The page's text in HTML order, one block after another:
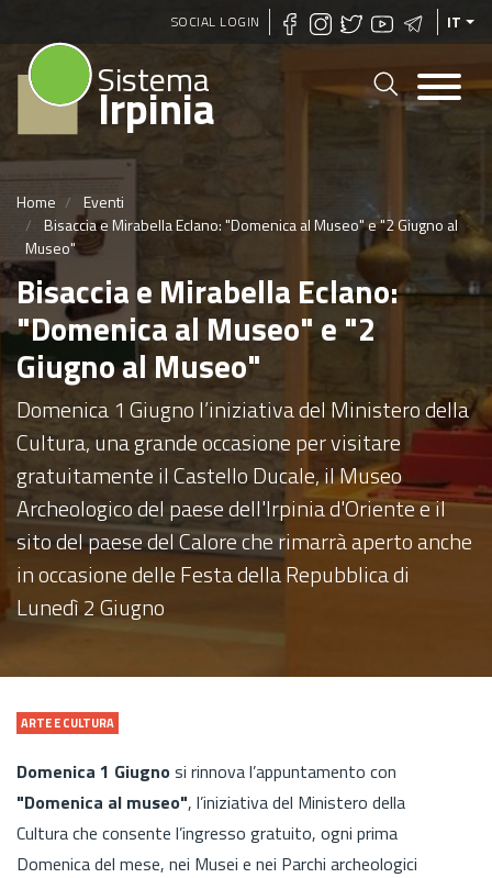
Salta
SOCIAL LOGIN IT
Sistema
Irpinia
Home
Eventi
Bisaccia e Mirabella Eclano: "Domenica al Museo" e "2 Giugno al
Museo"
Bisaccia e Mirabella Eclano:
"Domenica al Museo" e "2
Giugno al Museo"
Domenica 1 Giugno l’iniziativa del Ministero della
Cultura, una grande occasione per visitare
gratuitamente il Castello Ducale, il Museo
Archeologico del paese dell'Irpinia d'Oriente e il
sito del paese del Calore che rimarrà aperto anche
in occasione delle Festa della Repubblica di
Lunedì 2 Giugno
ARTE E CULTURA
Domenica 1 Giugnosi rinnova l’appuntamento con
"Domenica al museo", l’iniziativa del Ministero della
Cultura che consente l’ingresso gratuito, ogni prima
Domenica del mese, nei Musei e nei Parchi archeologici